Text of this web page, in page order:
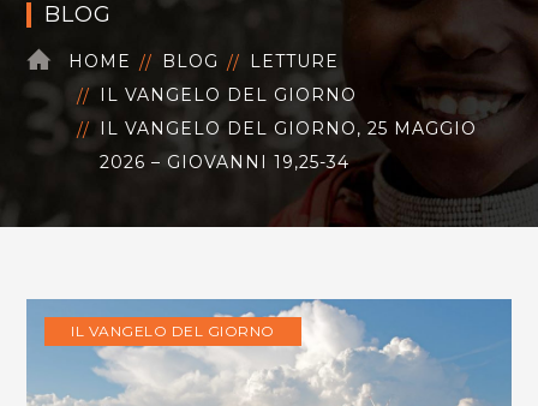
BLOG
HOME BLOG
LETTURE
IL VANGELO DEL GIORNO
IL VANGELO DEL GIORNO, 25 MAGGIO
2026 – GIOVANNI 19,25-34
IL VANGELO DEL GIORNO